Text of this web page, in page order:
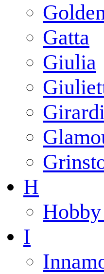
Gatta
Giulia
H
I